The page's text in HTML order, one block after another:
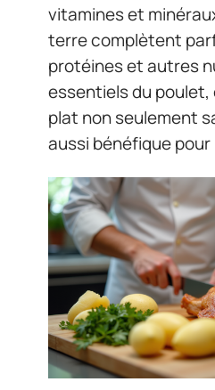
vitamines et
terre complètent
protéines et autres
essentiels du
plat non seulement
aussi bénéfique